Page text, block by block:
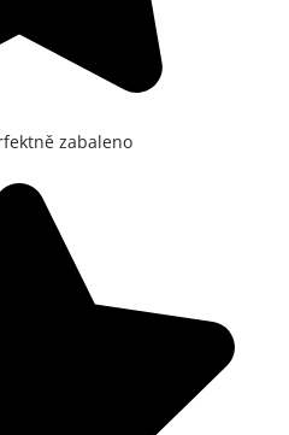
zabaleno